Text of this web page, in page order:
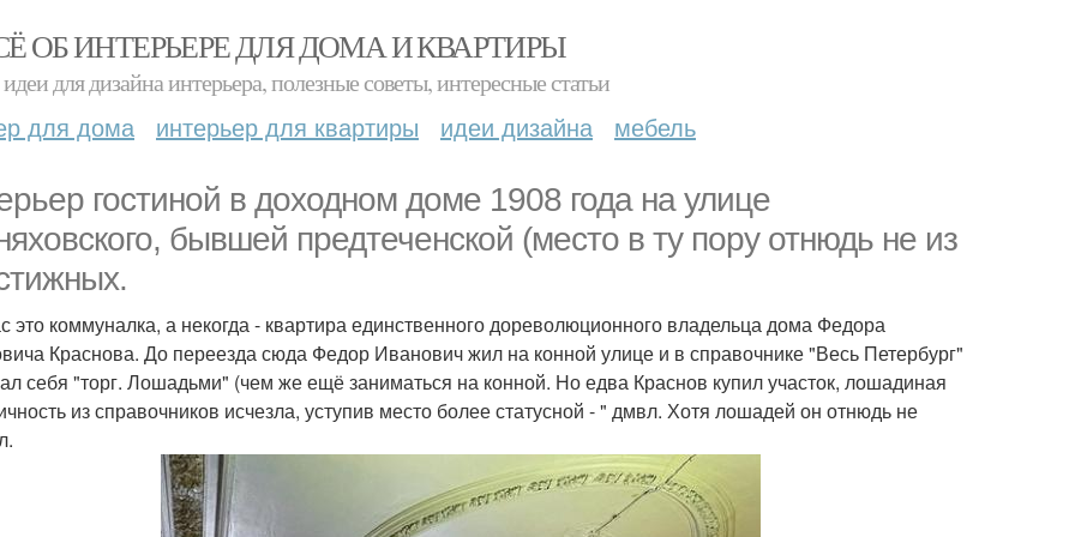
ОБ ИНТЕРЬЕРЕ ДЛЯ ДОМА И КВАРТИРЫ
для дизайна интерьера, полезные советы, интересные статьи
для дома интерьер для квартиры идеи дизайна мебель
гостиной в доходном доме 1908 года на улице
бывшей предтеченской (место в ту пору отнюдь не из
это коммуналка, а некогда - квартира единственного дореволюционного владельца дома Федора
Краснова. До переезда сюда Федор Иванович жил на конной улице и в справочнике "Весь Петербург"
себя "торг. Лошадьми" (чем же ещё заниматься на конной. Но едва Краснов купил участок, лошадиная
из справочников исчезла, уступив место более статусной - " дмвл. Хотя лошадей он отнюдь не